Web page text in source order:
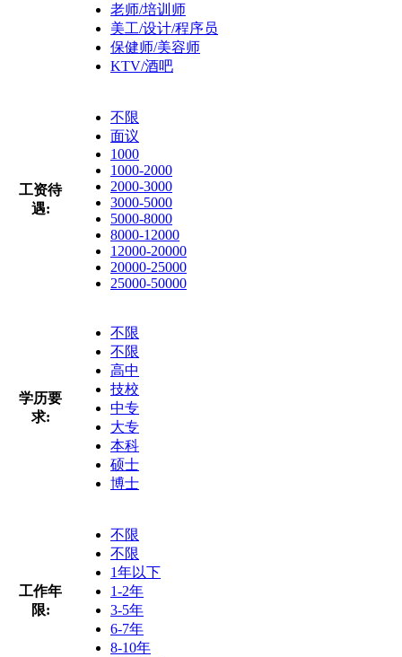
老师/培训师
美工/设计/程序员
保健师/美容师
KTV/酒吧
工资待
遇:
不限
面议
1000
1000-2000
2000-3000
3000-5000
5000-8000
8000-12000
12000-20000
20000-25000
25000-50000
学历要
求:
不限
不限
高中
技校
中专
大专
本科
硕士
博士
工作年
限:
不限
不限
1年以下
1-2年
3-5年
6-7年
8-10年